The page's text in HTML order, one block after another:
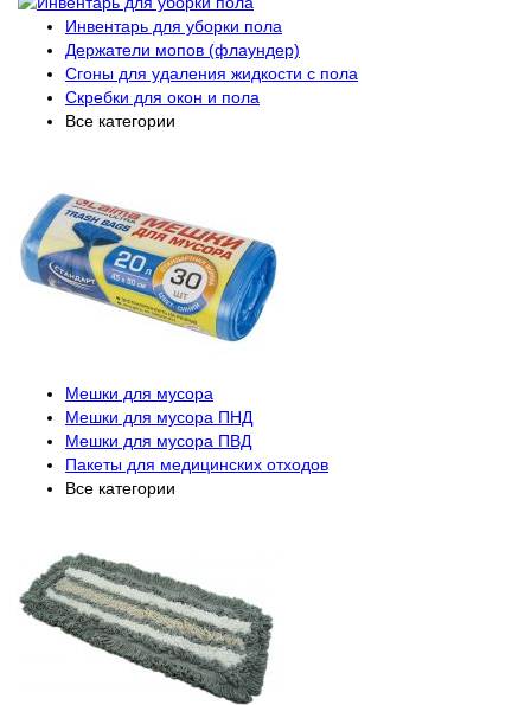
Инвентарь для уборки пола
Держатели мопов (флаундер)
Сгоны для удаления жидкости с пола
Скребки для окон и пола
Все категории
Мешки для мусора
Мешки для мусора ПНД
Мешки для мусора ПВД
Пакеты для медицинских отходов
Все категории